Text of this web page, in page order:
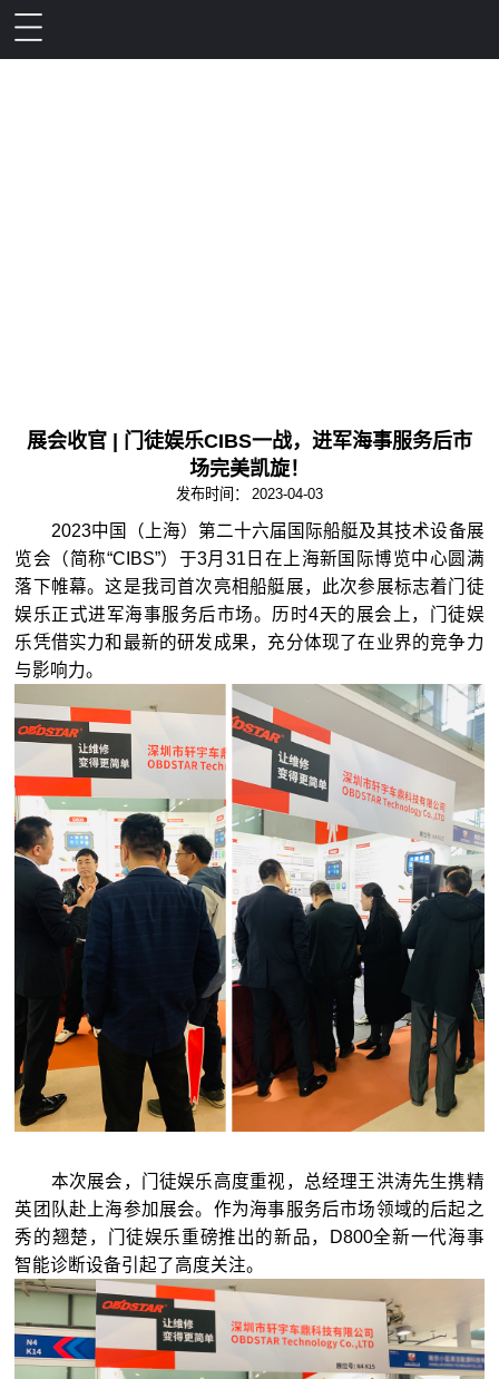
展会收官 | 门徒娱乐CIBS一战，进军海事服务后市
场完美凯旋！
发布时间： 2023-04-03
2023中国（上海）第二十六届国际船艇及其技术设备展
览会（简称“CIBS”）于3月31日在上海新国际博览中心圆满
落下帷幕。这是我司首次亮相船艇展，此次参展标志着门徒
娱乐正式进军海事服务后市场。历时4天的展会上，门徒娱
乐凭借实力和最新的研发成果，充分体现了在业界的竞争力
与影响力。
本次展会，门徒娱乐高度重视，总经理王洪涛先生携精
英团队赴上海参加展会。作为海事服务后市场领域的后起之
秀的翘楚，门徒娱乐重磅推出的新品，D800全新一代海事
智能诊断设备引起了高度关注。